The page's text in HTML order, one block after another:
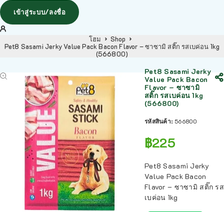
เข้าสู่ระบบ/ลงชื่อ
โฮม
Shop
Pet8 Sasami Jerky Value Pack Bacon Flavor – ซาซามิ สติ๊ก รสเบค่อน 1kg
(566800)
Pet8 Sasami Jerky
Value Pack Bacon
Flavor – ซาซามิ
สติ๊ก รสเบค่อน 1kg
(566800)
รหัสสินค้า: 566800
฿225
Pet8 Sasami Jerky
Value Pack Bacon
Flavor – ซาซามิ สติ๊ก รส
เบค่อน 1kg